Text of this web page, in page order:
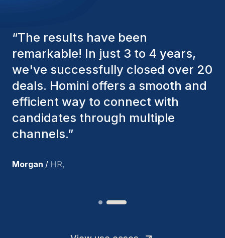
“The Homini consultants have
consistently considered various
factors to ensure they present the
best candidates. The individuals
we've hired are still with us, and
I’m truly pleased with the new
team members.
Joakin / Deputy-AMLCO